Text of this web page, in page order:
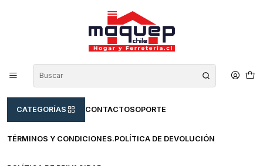
CATEGORÍAS CONTACTOSOPORTE
TÉRMINOS Y CONDICIONES.POLÍTICA DE DEVOLUCIÓN